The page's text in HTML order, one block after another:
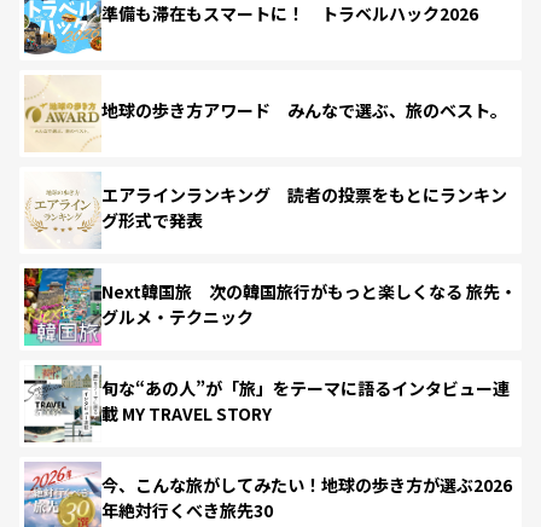
準備も滞在もスマートに！ トラベルハック2026
地球の歩き方アワード みんなで選ぶ、旅のベスト。
エアラインランキング 読者の投票をもとにランキン
グ形式で発表
Next韓国旅 次の韓国旅行がもっと楽しくなる 旅先・
グルメ・テクニック
旬な“あの人”が「旅」をテーマに語るインタビュー連
載 MY TRAVEL STORY
今、こんな旅がしてみたい！地球の歩き方が選ぶ2026
年絶対行くべき旅先30